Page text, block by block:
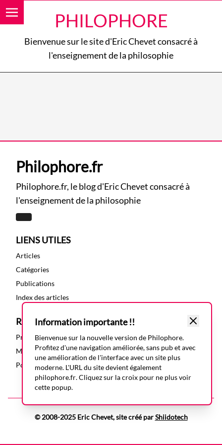
PHILOPHORE
Bienvenue sur le site d'Eric Chevet consacré à
l'enseignement de la philosophie
Information importante !!
Bienvenue sur la nouvelle version de Philophore.
Profitez d'une navigation améliorée, sans pub et avec
une amélioration de l'interface avec un site plus
moderne. L'URL du site devient également
philophore.fr. Cliquez sur la croix pour ne plus voir
cette popup.
Philophore.fr
Philophore.fr, le blog d'Eric Chevet consacré à
l'enseignement de la philosophie
LIENS UTILES
Articles
Catégories
Publications
Index des articles
RESSOURCES
Présentation
Mentions légales
Politique de confidentialité
© 2008-2025 Eric Chevet, site créé parShiidotech